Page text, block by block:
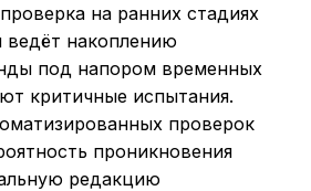
на ранних стадиях
ведёт накоплению
под напором временных
критичные испытания.
проверок
проникновения
редакцию